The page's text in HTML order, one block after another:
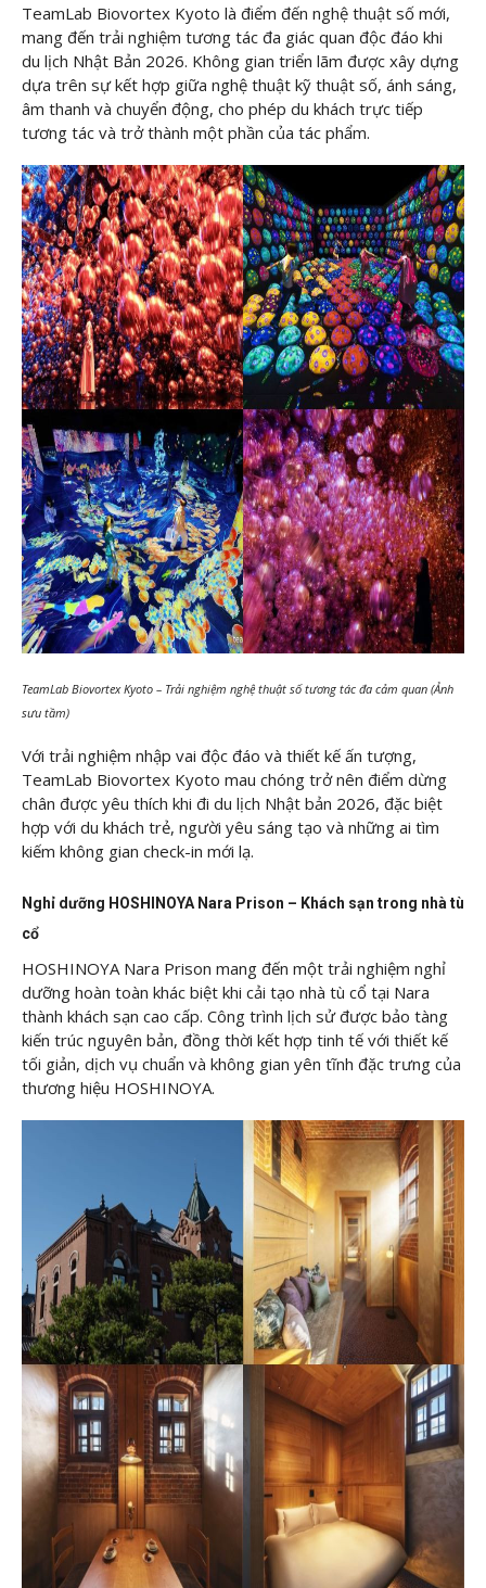
TeamLab Biovortex Kyoto là điểm đến nghệ thuật số mới,
mang đến trải nghiệm tương tác đa giác quan độc đáo khi
du lịch Nhật Bản 2026. Không gian triển lãm được xây dựng
dựa trên sự kết hợp giữa nghệ thuật kỹ thuật số, ánh sáng,
âm thanh và chuyển động, cho phép du khách trực tiếp
tương tác và trở thành một phần của tác phẩm.
TeamLab Biovortex Kyoto – Trải nghiệm nghệ thuật số tương tác đa cảm quan (Ảnh
sưu tầm)
Với trải nghiệm nhập vai độc đáo và thiết kế ấn tượng,
TeamLab Biovortex Kyoto mau chóng trở nên điểm dừng
chân được yêu thích khi đi du lịch Nhật bản 2026, đặc biệt
hợp với du khách trẻ, người yêu sáng tạo và những ai tìm
kiếm không gian check-in mới lạ.
Nghỉ dưỡng HOSHINOYA Nara Prison – Khách sạn trong nhà tù
cổ
HOSHINOYA Nara Prison mang đến một trải nghiệm nghỉ
dưỡng hoàn toàn khác biệt khi cải tạo nhà tù cổ tại Nara
thành khách sạn cao cấp. Công trình lịch sử được bảo tàng
kiến trúc nguyên bản, đồng thời kết hợp tinh tế với thiết kế
tối giản, dịch vụ chuẩn và không gian yên tĩnh đặc trưng của
thương hiệu HOSHINOYA.